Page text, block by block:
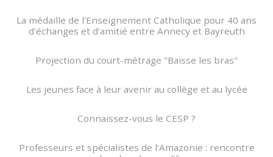
La médaille de l'Enseignement Catholique pour 40 ans
d'échanges et d’amitié entre Annecy et Bayreuth
Projection du court-métrage "Baisse les bras"
Les jeunes face à leur avenir au collège et au lycée
Connaissez-vous le CESP ?
Professeurs et spécialistes de l’Amazonie : rencontre